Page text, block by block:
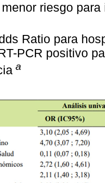
riesgo para
Ratio para
PCR positivo
a